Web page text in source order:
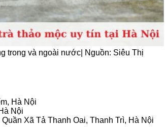
trong và ngoài nước| Nguồn: Siêu Thị
Hà Nội
Nội
Xã Tả Thanh Oai, Thanh Trì, Hà Nội